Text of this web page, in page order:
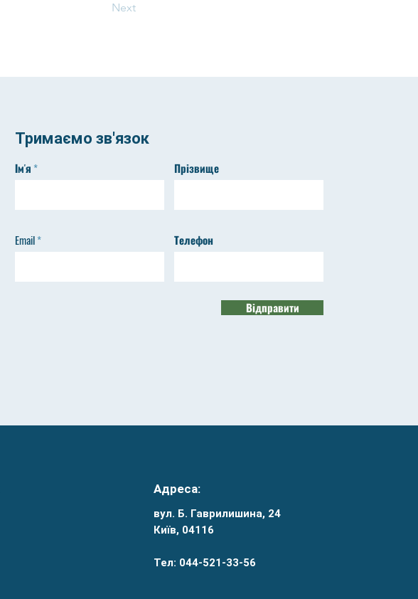
Next
Тримаємо зв'язок
Ім'я Прізвище
Email Телефон
Відправити
Адреса:
вул. Б. Гаврилишина, 24
Київ, 04116
Тел: 044-521-33-56